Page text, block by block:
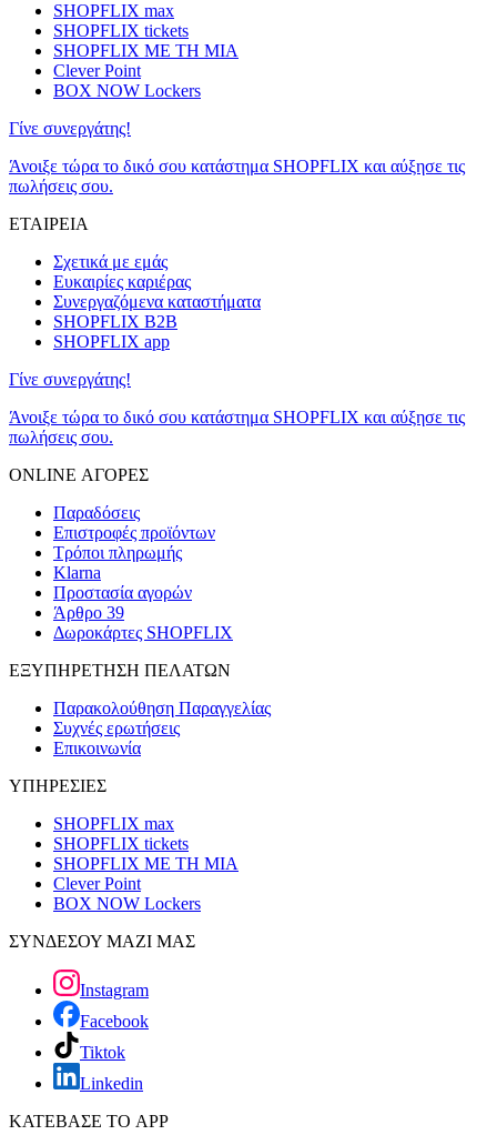
SHOPFLIX max
SHOPFLIX tickets
SHOPFLIX ΜΕ ΤΗ ΜΙΑ
Clever Point
BOX NOW Lockers
Γίνε συνεργάτης!
Άνοιξε τώρα το δικό σου κατάστημα SHOPFLIX και αύξησε τις
πωλήσεις σου.
ΕΤΑΙΡΕΙΑ
Σχετικά με εμάς
Ευκαιρίες καριέρας
Συνεργαζόμενα καταστήματα
SHOPFLIX B2B
SHOPFLIX app
Γίνε συνεργάτης!
Άνοιξε τώρα το δικό σου κατάστημα SHOPFLIX και αύξησε τις
πωλήσεις σου.
ONLINE ΑΓΟΡΕΣ
Παραδόσεις
Επιστροφές προϊόντων
Τρόποι πληρωμής
Klarna
Προστασία αγορών
Άρθρο 39
Δωροκάρτες SHOPFLIX
ΕΞΥΠΗΡΕΤΗΣΗ ΠΕΛΑΤΩΝ
Παρακολούθηση Παραγγελίας
Συχνές ερωτήσεις
Επικοινωνία
ΥΠΗΡΕΣΙΕΣ
SHOPFLIX max
SHOPFLIX tickets
SHOPFLIX ΜΕ ΤΗ ΜΙΑ
Clever Point
BOX NOW Lockers
ΣΥΝΔΕΣΟΥ ΜΑΖΙ ΜΑΣ
Instagram
Facebook
Tiktok
Linkedin
ΚΑΤΕΒΑΣΕ ΤΟ APP